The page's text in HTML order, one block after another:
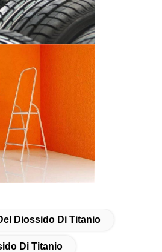
Diossido Di Titanio
Di Titanio